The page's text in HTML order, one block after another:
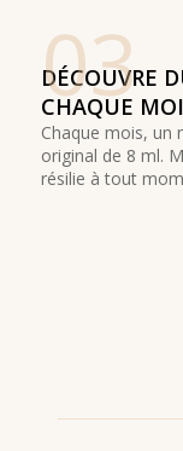
03
DÉCOUVRE
CHAQUE
Chaque mois, un
original de 8 ml.
résilie à tout